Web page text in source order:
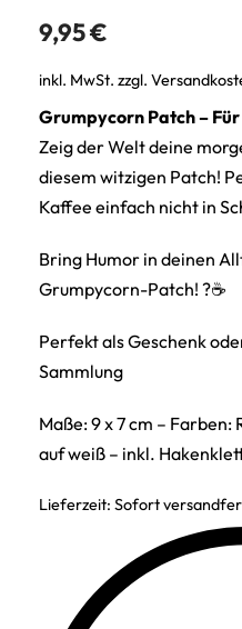
9,95€
inkl. MwSt. zzgl.
Grumpycorn Patch –
Zeig der Welt deine
diesem witzigen Patch!
Kaffee einfach nicht in
Bring Humor in deinen
Grumpycorn-Patch! ?☕
Perfekt als Geschenk
Sammlung
Maße: 9 x 7 cm – Farben:
auf weiß – inkl.
Lieferzeit: Sofort